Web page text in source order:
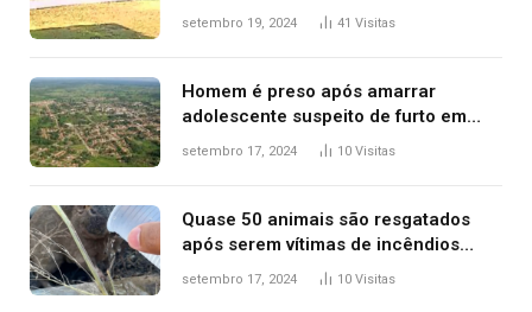
durante confusão no trânsito
setembro 19, 2024 41 Visitas
Homem é preso após amarrar
adolescente suspeito de furto em
estaca de cerca e agredi-lo
setembro 17, 2024 10 Visitas
Quase 50 animais são resgatados
após serem vítimas de incêndios
florestais no Tocantins
setembro 17, 2024 10 Visitas